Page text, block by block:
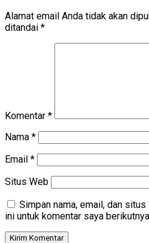
Alamat email Anda tidak akan
ditandai *
Komentar *
Nama *
Email *
Situs Web
Simpan nama, email, dan
ini untuk komentar saya